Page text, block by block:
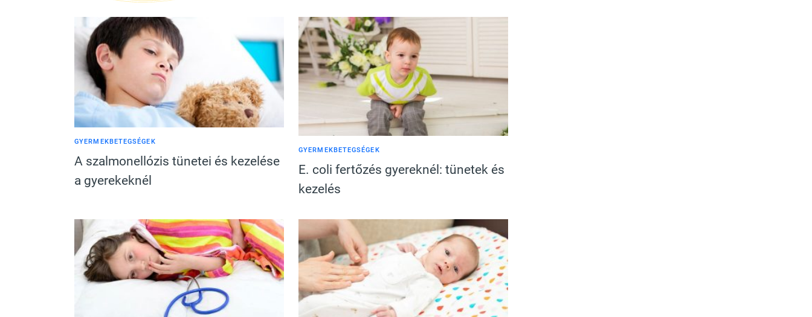
GYERMEKBETEGSÉGEK
A szalmonellózis tünetei és kezelése
a gyerekeknél
GYERMEKBETEGSÉGEK
E. coli fertőzés gyereknél: tünetek és
kezelés